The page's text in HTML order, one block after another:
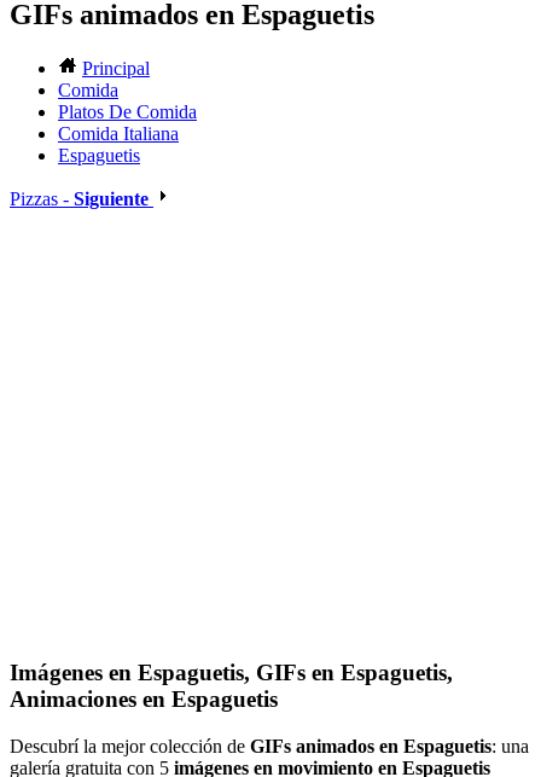
GIFs animados en Espaguetis
Principal
Comida
Platos De Comida
Comida Italiana
Espaguetis
Pizzas - Siguiente
Imágenes en Espaguetis, GIFs en Espaguetis,
Animaciones en Espaguetis
Descubrí la mejor colección de GIFs animados en Espaguetis: una
galería gratuita con 5 imágenes en movimiento en Espaguetis